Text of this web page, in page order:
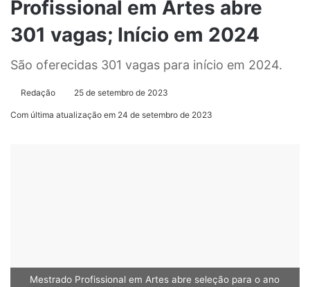
Profissional em Artes abre
301 vagas; Início em 2024
São oferecidas 301 vagas para início em 2024.
Redação 25 de setembro de 2023
Com última atualização em 24 de setembro de 2023
Mestrado Profissional em Artes abre seleção para o ano